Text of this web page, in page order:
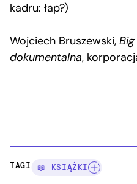
kadru: łap?)
Wojciech Bruszewski,
dokumentalna,
TAGI: 📖 KSIĄŻKI